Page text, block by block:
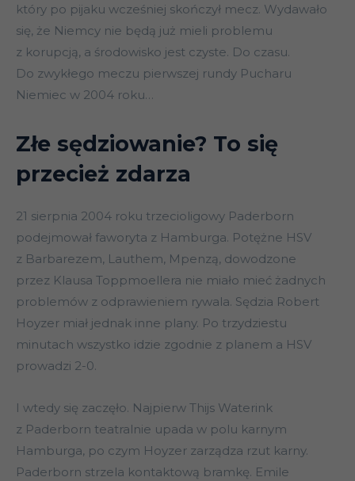
który po pijaku wcześniej skończył mecz. Wydawało
się, że Niemcy nie będą już mieli problemu
z korupcją, a środowisko jest czyste. Do czasu.
Do zwykłego meczu pierwszej rundy Pucharu
Niemiec w 2004 roku…
Złe sędziowanie? To się
przecież zdarza
21 sierpnia 2004 roku trzecioligowy Paderborn
podejmował faworyta z Hamburga. Potężne HSV
z Barbarezem, Lauthem, Mpenzą, dowodzone
przez Klausa Toppmoellera nie miało mieć żadnych
problemów z odprawieniem rywala. Sędzia Robert
Hoyzer miał jednak inne plany. Po trzydziestu
minutach wszystko idzie zgodnie z planem a HSV
prowadzi 2-0.
I wtedy się zaczęło. Najpierw Thijs Waterink
z Paderborn teatralnie upada w polu karnym
Hamburga, po czym Hoyzer zarządza rzut karny.
Paderborn strzela kontaktową bramkę. Emile